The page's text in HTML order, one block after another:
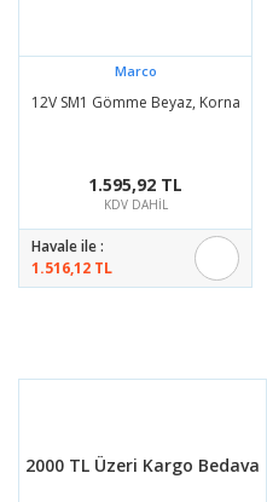
Marco
12V SM1 Gömme Beyaz, Korna
1.595,92 TL
KDV DAHİL
Havale ile :
1.516,12 TL
2000 TL Üzeri Kargo Bedava